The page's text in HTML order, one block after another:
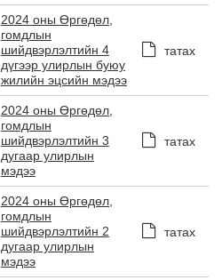
2024 оны Өргөдөл,
гомдлын
шийдвэрлэлтийн 4
дүгээр улирлын буюу
жилийн эцсийн мэдээ
татах
2024 оны Өргөдөл,
гомдлын
шийдвэрлэлтийн 3
дугаар улирлын
мэдээ
татах
2024 оны Өргөдөл,
гомдлын
шийдвэрлэлтийн 2
дугаар улирлын
мэдээ
татах